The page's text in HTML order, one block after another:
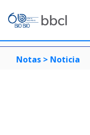
Notas > Noticia